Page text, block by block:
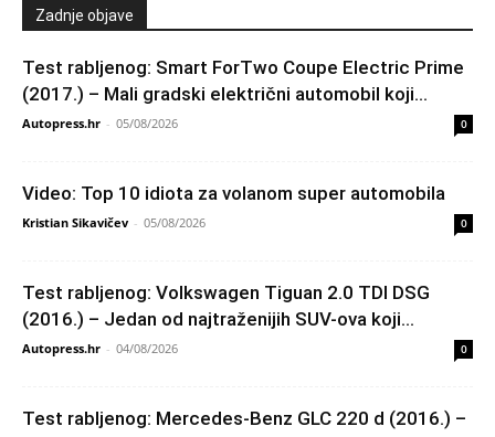
Zadnje objave
Test rabljenog: Smart ForTwo Coupe Electric Prime
(2017.) – Mali gradski električni automobil koji...
Autopress.hr - 05/08/2026 0
Video: Top 10 idiota za volanom super automobila
Kristian Sikavičev - 05/08/2026 0
Test rabljenog: Volkswagen Tiguan 2.0 TDI DSG
(2016.) – Jedan od najtraženijih SUV-ova koji...
Autopress.hr - 04/08/2026 0
Test rabljenog: Mercedes-Benz GLC 220 d (2016.) –